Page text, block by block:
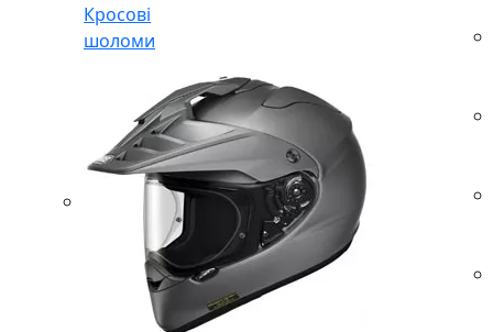
Кросові
шоломи